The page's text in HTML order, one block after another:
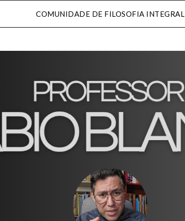
COMUNIDADE DE FILOSOFIA INTEGRAL